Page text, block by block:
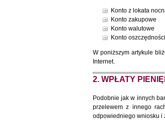
Konto z lokata
Konto zakupowe
Konto walutowe
Konto
W poniższym artykule
Internet.
2. WPŁATY
Podobnie jak w innych
przelewem z innego
odpowiedniego wniosku i